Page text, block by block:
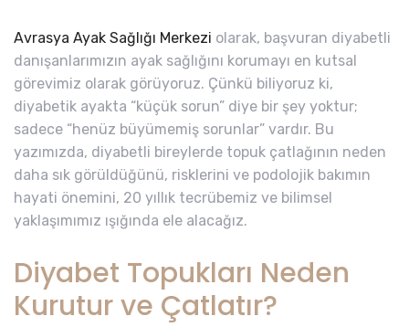
Avrasya Ayak Sağlığı Merkezi olarak, başvuran diyabetli
danışanlarımızın ayak sağlığını korumayı en kutsal
görevimiz olarak görüyoruz. Çünkü biliyoruz ki,
diyabetik ayakta “küçük sorun” diye bir şey yoktur;
sadece “henüz büyümemiş sorunlar” vardır. Bu
yazımızda, diyabetli bireylerde topuk çatlağının neden
daha sık görüldüğünü, risklerini ve podolojik bakımın
hayati önemini, 20 yıllık tecrübemiz ve bilimsel
yaklaşımımız ışığında ele alacağız.
Diyabet Topukları Neden
Kurutur ve Çatlatır?